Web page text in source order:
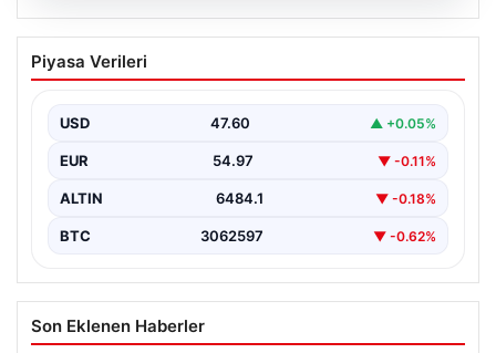
05.08.2026
Altın fiyatları canlı 8 Nisan 2026: Altın
fiyatları ne kadar oldu? Gram, çeyrek,
fiyatları
Piyasa Verileri
USD 47.60 ▲ +0.05%
EUR 54.97 ▼ -0.11%
ALTIN 6484.1 ▼ -0.18%
BTC 3062597 ▼ -0.62%
Son Eklenen Haberler